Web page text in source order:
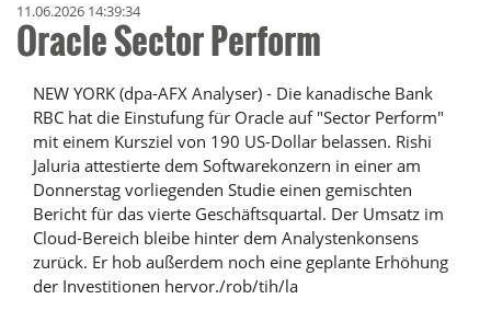
11.06.2026 14:39:34
Oracle Sector Perform
NEW YORK (dpa-AFX Analyser) - Die kanadische Bank
RBC hat die Einstufung für Oracle auf "Sector Perform"
mit einem Kursziel von 190 US-Dollar belassen. Rishi
Jaluria attestierte dem Softwarekonzern in einer am
Donnerstag vorliegenden Studie einen gemischten
Bericht für das vierte Geschäftsquartal. Der Umsatz im
Cloud-Bereich bleibe hinter dem Analystenkonsens
zurück. Er hob außerdem noch eine geplante Erhöhung
der Investitionen hervor./rob/tih/la